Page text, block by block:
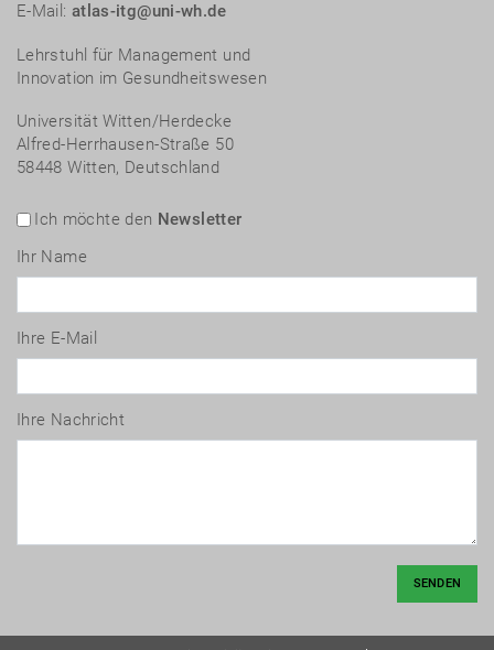
E-Mail: atlas-itg@uni-wh.de
Lehrstuhl für Management und
Innovation im Gesundheitswesen
Universität Witten/Herdecke
Alfred-Herrhausen-Straße 50
58448 Witten, Deutschland
Ich möchte den Newsletter
Ihr Name
Ihre E-Mail
Ihre Nachricht
SENDEN